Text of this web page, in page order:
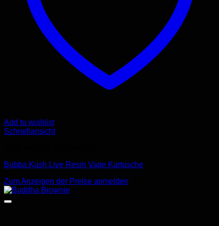
Add to wishlist
Schnellansicht
Bubba Kush Live Resin Vape Kartusche
Zum Anzeigen der Preise anmelden